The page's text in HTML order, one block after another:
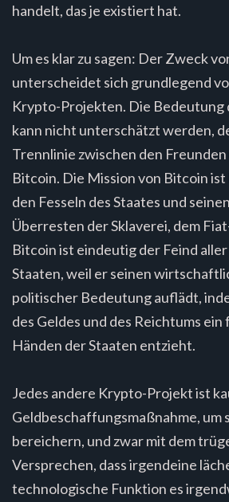
handelt, das je existiert hat.
Um es klar zu sagen: Der Zweck
unterscheidet sich grundlegend
Krypto-Projekten. Die Bedeutung
kann nicht unterschätzt werden,
Trennlinie zwischen den
Bitcoin. Die Mission von Bitcoin
den Fesseln des Staates und
Überresten der Sklaverei, dem
Bitcoin ist eindeutig der Feind
Staaten, weil er seinen
politischer Bedeutung auflädt,
des Geldes und des Reichtums ein
Händen der Staaten entzieht.
Jedes andere Krypto-Projekt ist
Geldbeschaffungsmaßnahme, um
bereichern, und zwar mit dem
Versprechen, dass irgendeine
technologische Funktion es